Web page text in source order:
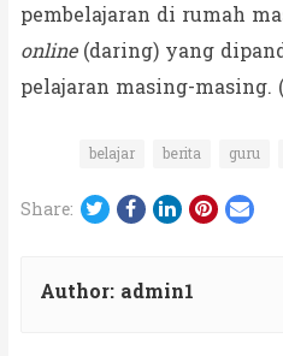
pembelajaran di rumah
online(daring) yang
pelajaran masing-masing.
belajar berita guru
Share: Twitter
Facebook
LinkedIn
Pinterest
Author: admin1